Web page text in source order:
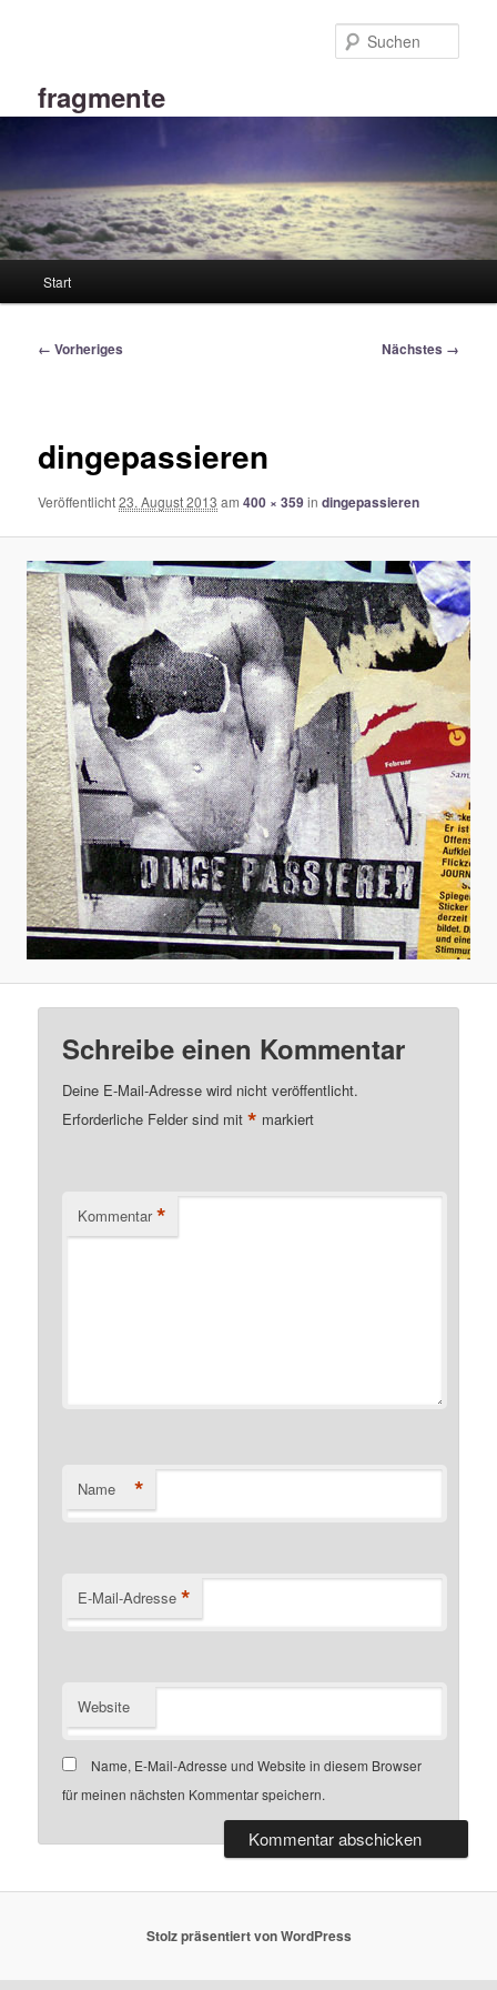
fragmente
Start
Bilder-
← Vorheriges Nächstes →
dingepassieren
Veröffentlicht23. August 2013 am400 × 359indingepassieren
Schreibe einen Kommentar
Deine E-Mail-Adresse wird nicht veröffentlicht.
Erforderliche Felder sind mit* markiert
Kommentar *
Name *
E-Mail-Adresse *
Website
Name, E-Mail-Adresse und Website in diesem Browser
für meinen nächsten Kommentar speichern.
Stolz präsentiert von WordPress